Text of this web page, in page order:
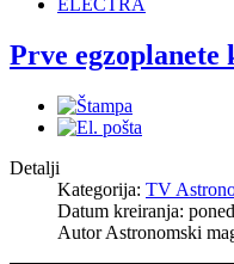
ELECTRA
Prve
Detalji
Kategorija: TV
Datum kreiranja:
AutorAstronomski